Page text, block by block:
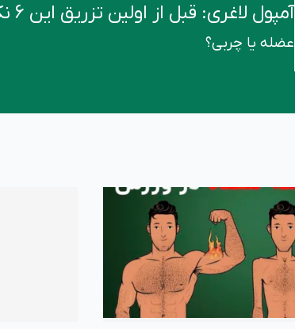
آمپول لاغری: قبل از اولین تزریق این ۶ نکته را بدانید
عضله یا چربی؟